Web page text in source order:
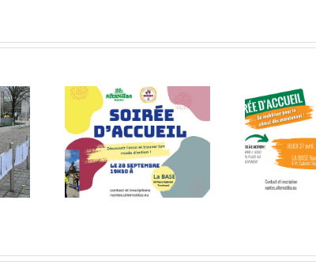
le 28
BASE
Soirée d’accueil le 27
avril à la BASE